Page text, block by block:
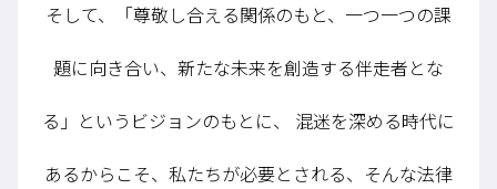
そして、「尊敬し合える関係のもと、一つ一つの課
題に向き合い、新たな未来を創造する伴走者とな
る」というビジョンのもとに、
混迷を深める時代に
あるからこそ、私たちが必要とされる、そんな法律